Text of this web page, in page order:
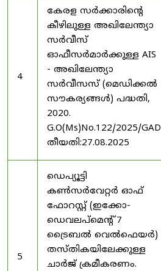
4
കേരള സർക്കാരിന്റെ
കീഴിലുള്ള അഖിലേന്ത്യാ
സർവീസ്
ഓഫീസർമാർക്കുള്ള AIS
- അഖിലേന്ത്യാ
സർവീസസ് (മെഡിക്കൽ
സൗകര്യങ്ങൾ) പദ്ധതി,
2020.
G.O(Ms)No.122/2025/GAD
തീയതി:27.08.2025
5
ഡെപ്യൂട്ടി
കൺസർവേറ്റർ ഓഫ്
ഫോറസ്റ്റ് (ഇക്കോ-
ഡെവലപ്മെന്റ് 7
ട്രൈബൽ വെൽഫെയർ)
തസ്തികയിലേക്കുള്ള
ചാർജ് ക്രമീകരണം.